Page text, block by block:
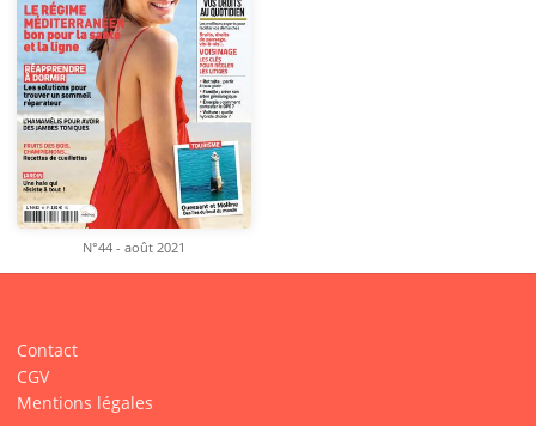
N°44 - août 2021
Contact
CGV
Mentions légales